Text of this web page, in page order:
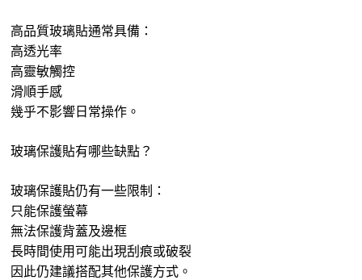
高品質玻璃貼通常具備：
高透光率
高靈敏觸控
滑順手感
幾乎不影響日常操作。
玻璃保護貼有哪些缺點？
玻璃保護貼仍有一些限制：
只能保護螢幕
無法保護背蓋及邊框
長時間使用可能出現刮痕或破裂
因此仍建議搭配其他保護方式。